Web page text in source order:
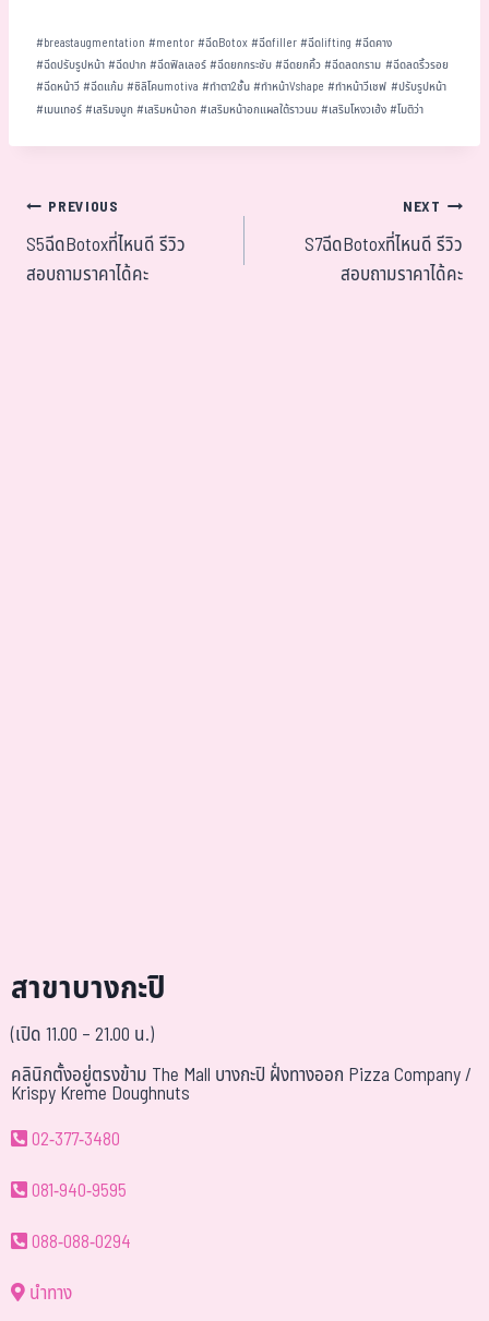
#breastaugmentation #mentor#ฉีดBotox#ฉีดfiller#ฉีดlifting #ฉีดคาง
#ฉีดปรับรูปหน้า#ฉีดปาก#ฉีดฟิลเลอร์#ฉีดยกกระชับ#ฉีดยกคิ้ว #ฉีดลดกราม #ฉีดลดริ้วรอย
#ฉีดหน้าวี#ฉีดแก้ม#ซิลิโคนmotiva #ทำตา2ชั้น#ทำหน้าVshape #ทำหน้าวีเชฟ #ปรับรูปหน้า
#เมนเทอร์#เสริมจมูก#เสริมหน้าอก#เสริมหน้าอกแผลใต้ราวนม#เสริมโหงวเฮ้ง #โมติว่า
PREVIOUS
S5ฉีดBotoxที่ไหนดี รีวิว
สอบถามราคาได้คะ
NEXT
S7ฉีดBotoxที่ไหนดี รีวิว
สอบถามราคาได้คะ
สาขาบางกะปิ
(เปิด 11.00 – 21.00 น.)
คลินิกตั้งอยู่ตรงข้าม The Mall บางกะปิ ฝั่งทางออก Pizza Company /
Krispy Kreme Doughnuts
02-377-3480
081-940-9595
088-088-0294
นำทาง